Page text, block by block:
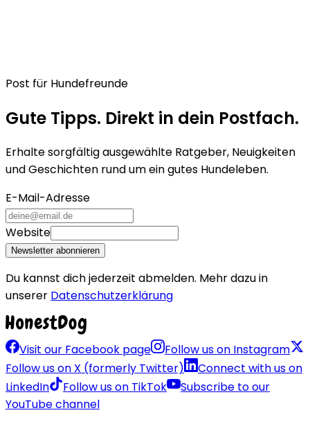
Post für Hundefreunde
Gute Tipps. Direkt in dein Postfach.
Erhalte sorgfältig ausgewählte Ratgeber, Neuigkeiten
und Geschichten rund um ein gutes Hundeleben.
E-Mail-Adresse
Website
Newsletter abonnieren
Du kannst dich jederzeit abmelden. Mehr dazu in
unserer Datenschutzerklärung
Visit our Facebook page
Follow us on Instagram
Follow us on X (formerly Twitter)
Connect with us on
LinkedIn
Follow us on TikTok
Subscribe to our
YouTube channel